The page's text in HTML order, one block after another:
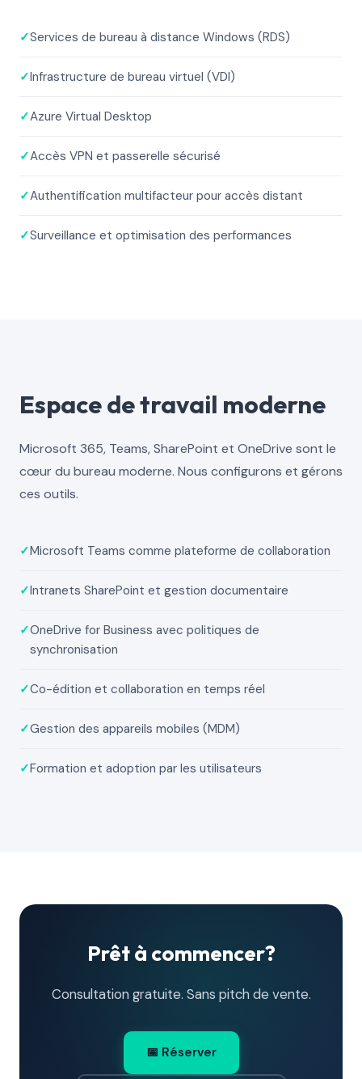
✓Services de bureau à distance Windows (RDS)
✓Infrastructure de bureau virtuel (VDI)
✓Azure Virtual Desktop
✓Accès VPN et passerelle sécurisé
✓Authentification multifacteur pour accès distant
✓Surveillance et optimisation des performances
Espace de travail moderne
Microsoft 365, Teams, SharePoint et OneDrive sont le
cœur du bureau moderne. Nous configurons et gérons
ces outils.
✓Microsoft Teams comme plateforme de collaboration
✓Intranets SharePoint et gestion documentaire
✓OneDrive for Business avec politiques de
synchronisation
✓Co-édition et collaboration en temps réel
✓Gestion des appareils mobiles (MDM)
✓Formation et adoption par les utilisateurs
Prêt à commencer?
Consultation gratuite. Sans pitch de vente.
📅 Réserver